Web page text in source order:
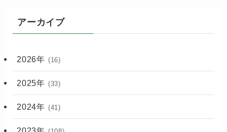
アーカイブ
2026年 (16)
2025年 (33)
2024年 (41)